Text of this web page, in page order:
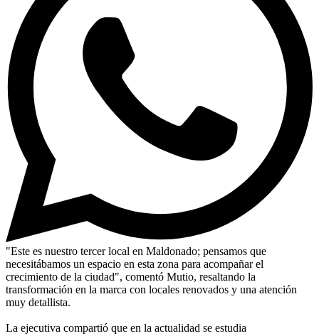
"Este es nuestro tercer local en Maldonado; pensamos que
necesitábamos un espacio en esta zona para acompañar el
crecimiento de la ciudad", comentó Mutio, resaltando la
transformación en la marca con locales renovados y una atención
muy detallista.
La ejecutiva compartió que en la actualidad se estudia